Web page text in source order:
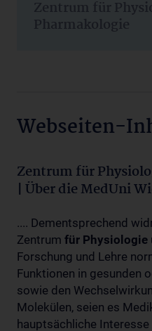
Zentrum für
Pharmakologie
Webseiten-
Zentrum für
| Über die MedUni
.... Dementsprechend
Zentrum für Physiologie
Forschung und Lehre
Funktionen in gesunden
sowie den
Molekülen, seien es
hauptsächliche